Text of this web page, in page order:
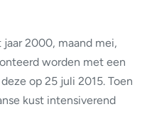
2000, maand mei,
worden met een
op 25 juli 2015. Toen
kust intensiverend